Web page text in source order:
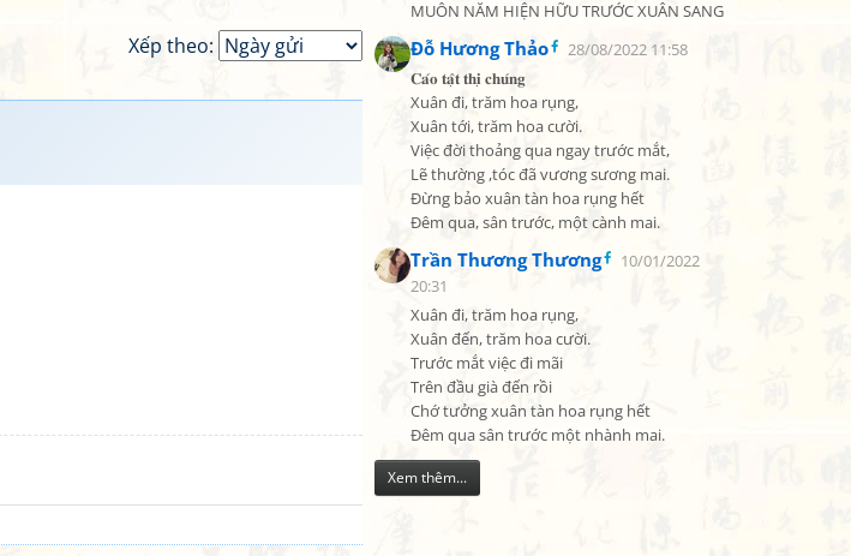
MUÔN NĂM HIỆN HỮU TRƯỚC XUÂN SANG
Đỗ Hương Thảo
28/08/2022 11:58
𝐂𝐚́𝐨 𝐭𝐚̣̂𝐭 𝐭𝐡𝐢̣ 𝐜𝐡𝐮́𝐧𝐠
Xuân đi, trăm hoa rụng,
Xuân tới, trăm hoa cười.
Việc đời thoảng qua ngay trước mắt,
Lẽ thường ,tóc đã vương sương mai.
Đừng bảo xuân tàn hoa rụng hết
Đêm qua, sân trước, một cành mai.
Trần Thương Thương
10/01/2022
20:31
Xuân đi, trăm hoa rụng,
Xuân đến, trăm hoa cười.
Trước mắt việc đi mãi
Trên đầu già đến rồi
Chớ tưởng xuân tàn hoa rụng hết
Đêm qua sân trước một nhành mai.
Xem thêm...
Xếp theo: